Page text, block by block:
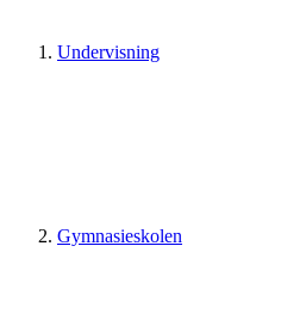
Undervisning
Gymnasieskolen